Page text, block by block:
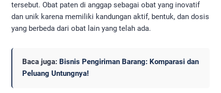
tersebut. Obat paten di anggap sebagai obat yang inovatif
dan unik karena memiliki kandungan aktif, bentuk, dan dosis
yang berbeda dari obat lain yang telah ada.
Baca juga: Bisnis Pengiriman Barang: Komparasi dan
Peluang Untungnya!